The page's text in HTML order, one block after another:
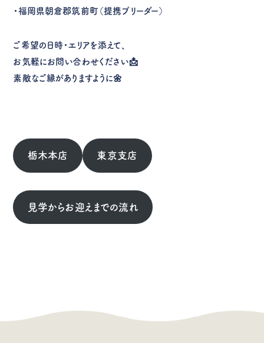
・福岡県朝倉郡筑前町（提携ブリーダー）
ご希望の日時・エリアを添えて、
お気軽にお問い合わせください📩
素敵なご縁がありますように🌼
栃木本店 東京支店
見学からお迎えまでの流れ